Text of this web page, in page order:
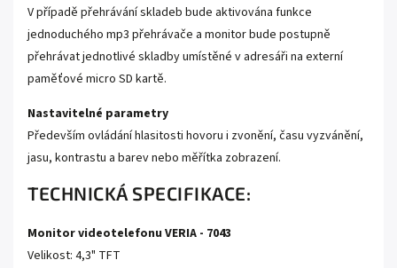
V případě přehrávání skladeb bude aktivována funkce
jednoduchého mp3 přehrávače a monitor bude postupně
přehrávat jednotlivé skladby umístěné v adresáři na externí
paměťové micro SD kartě.
Nastavitelné parametry
Především ovládání hlasitosti hovoru i zvonění, času vyzvánění,
jasu, kontrastu a barev nebo měřítka zobrazení.
TECHNICKÁ SPECIFIKACE:
Monitor videotelefonu VERIA - 7043
Velikost: 4,3" TFT